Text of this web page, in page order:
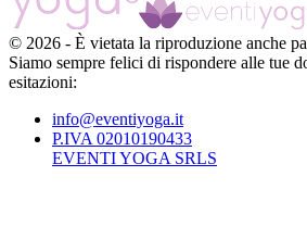
© 2026 - È vietata la riproduzione anche
Siamo sempre felici di rispondere alle tue
esitazioni:
info@eventiyoga.it
P.IVA 02010190433
EVENTI YOGA SRLS